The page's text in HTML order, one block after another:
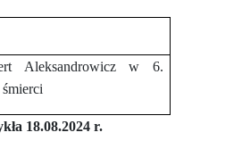
Aleksandrowicz w 6.
18.08.2024 r.